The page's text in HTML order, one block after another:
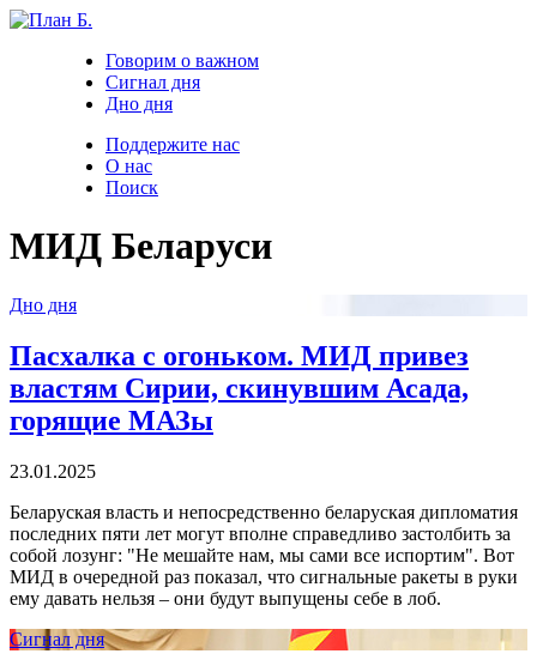
Говорим о важном
Сигнал дня
Дно дня
Поддержите нас
О нас
Поиск
МИД Беларуси
Дно дня
Пасхалка с огоньком. МИД привез
властям Сирии, скинувшим Асада,
горящие МАЗы
23.01.2025
Беларуская власть и непосредственно беларуская дипломатия
последних пяти лет могут вполне справедливо застолбить за
собой лозунг: "Не мешайте нам, мы сами все испортим". Вот
МИД в очередной раз показал, что сигнальные ракеты в руки
ему давать нельзя – они будут выпущены себе в лоб.
Сигнал дня